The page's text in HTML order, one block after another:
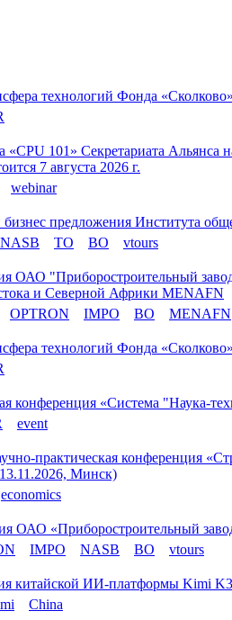
технологий Фонда
«CPU 101» Секретариата
7 августа 2026 г.
webinar
бизнес предложения Института
NASB TO BO vtours
ОАО "Приборостроительный
и Северной Африки MENAFN
OPTRON IMPO BO
MENAFN
технологий Фонда
конференция «Система "Наука-
event
практическая конференция
Минск)
economics
ОАО «Приборостроительный
IMPO NASB BO
vtours
китайской ИИ‑платформы Kimi K3
China